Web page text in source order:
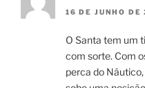
16 DE JUNHO
O Santa tem um
com sorte. Com
perca do